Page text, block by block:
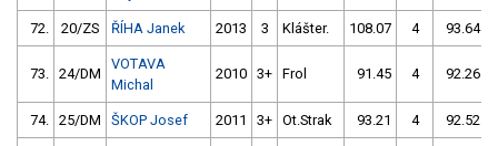
72. 20/ZS ŘÍHA Janek 2013 3 Klášter. 108.07 4 93.64
73. 24/DM
VOTAVA
Michal
2010 3+ Frol 91.45 4 92.26
74. 25/DM ŠKOP Josef 2011 3+ Ot.Strak 93.21 4 92.52